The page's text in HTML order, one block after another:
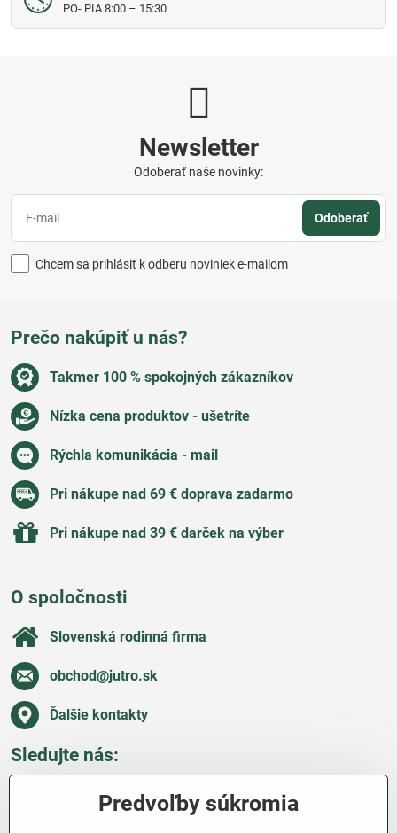
PO- PIA 8:00 – 15:30
Newsletter
Odoberať naše novinky:
Odoberať
Chcem sa prihlásiť k odberu noviniek e-mailom
Prečo nakúpiť u nás?
Takmer 100 % spokojných zákazníkov
Nízka cena produktov - ušetríte
Rýchla komunikácia - mail
Pri nákupe nad 69 € doprava zadarmo
Pri nákupe nad 39 € darček na výber
O spoločnosti
Slovenská rodinná firma
obchod​@jutro​.sk
Ďalšie kontakty
Sledujte nás:
Predvoľby súkromia